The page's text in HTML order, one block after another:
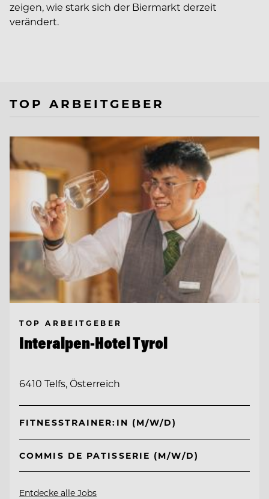
zeigen, wie stark sich der Biermarkt derzeit
verändert.
TOP ARBEITGEBER
TOP ARBEITGEBER
Interalpen-Hotel Tyrol
6410 Telfs, Österreich
FITNESSTRAINER:IN (M/W/D)
COMMIS DE PATISSERIE (M/W/D)
Entdecke alle Jobs